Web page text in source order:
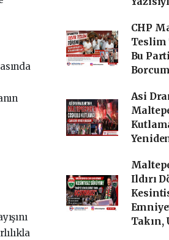
CHP
Teslim
Bu
Asi
Ildırı
Takın,